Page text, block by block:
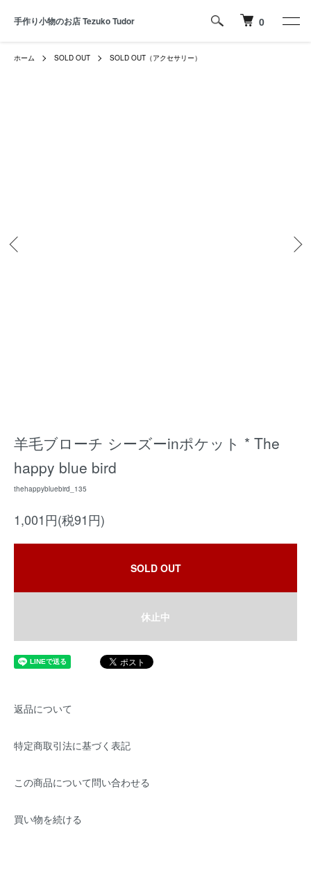
手作り小物のお店 Tezuko Tudor 0
ホーム SOLD OUT SOLD OUT（アクセサリー）
羊毛ブローチ シーズーinポケット * The
happy blue bird
thehappybluebird_135
1,001円(税91円)
SOLD OUT
休止中
返品について
特定商取引法に基づく表記
この商品について問い合わせる
買い物を続ける